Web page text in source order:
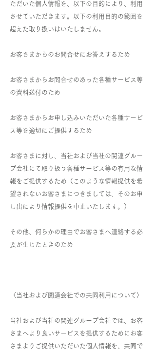
ただいた個人情報を、以下の目的により、利用
させていただきます。以下の利用目的の範囲を
超えた取り扱いはいたしません。
お客さまからのお問合せにお答えするため
お客さまからお問合せのあった各種サービス等
の資料送付のため
お客さまからお申し込みいただいた各種サービ
ス等を適切にご提供するため
お客さまに対し、当社および当社の関連グルー
プ会社にて取り扱う各種サービス等の有用な情
報をご提供するため（このような情報提供を希
望されないお客さまにつきましては、そのお申
し出により情報提供を中止いたします。）
その他、何らかの理由でお客さまへ連絡する必
要が生じたときのため
〈当社および関連会社での共同利用について〉
当社および当社の関連グループ会社では、お客
さまへより良いサービスを提供するためにお客
さまよりご提供いただいた個人情報を、共同で